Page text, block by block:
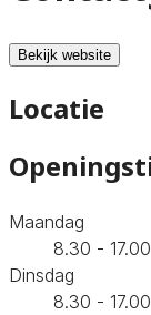
Bekijk website
Locatie
Maandag
8.30 - 17.00
Dinsdag
8.30 - 17.00